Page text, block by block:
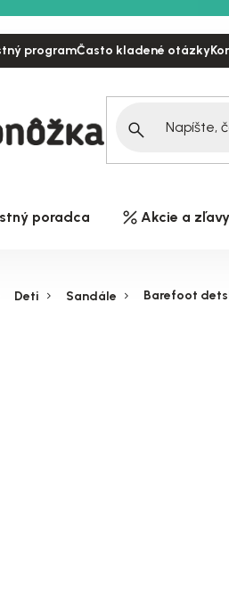
programČasto kladené otázky
poradca Akcie a zľavy
Deti Sandále Barefoot